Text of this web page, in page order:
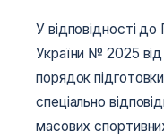
У відповідності до
України № 2025
порядок
спеціально
масових